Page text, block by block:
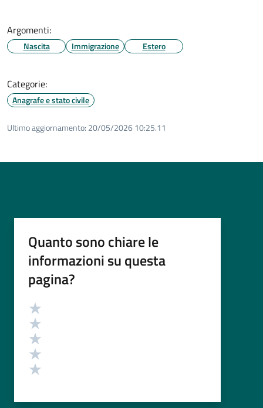
Argomenti:
Nascita Immigrazione Estero
Categorie:
Anagrafe e stato civile
Ultimo aggiornamento: 20/05/2026 10:25.11
Quanto sono chiare le
informazioni su questa
pagina?
Valutazione